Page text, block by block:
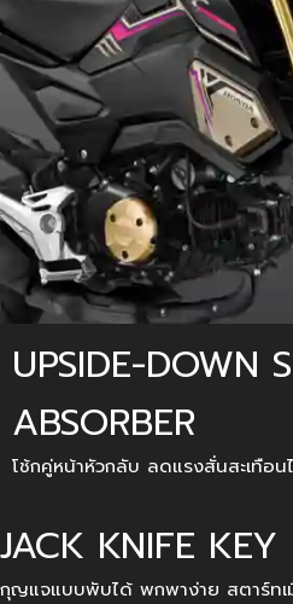
UPSIDE-DOWN
ABSORBER
โช้กคู่หน้าหัวกลับ ลดแรงสั่นสะเทือน
JACK KNIFE KEY
กุญแจแบบพับได้ พกพาง่าย สตาร์ทเ